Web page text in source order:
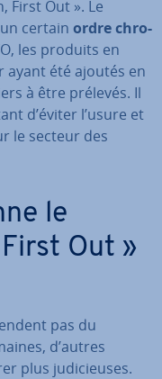
First Out ». Le
certain ordre chro­
les produits en
ayant été ajoutés en
à être prélevés. Il
d’éviter l’usure et
le secteur des
le
Out »
pas du
d’autres
plus ju­di­cieuses.